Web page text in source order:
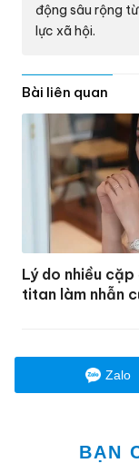
động sâu rộng
lực xã hội.
Bài liên quan
Lý do nhiều
titan làm nhẫn
Zalo
BẠN